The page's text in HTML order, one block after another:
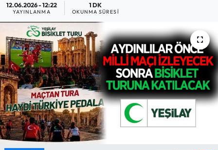
12.06.2026 - 12:22
YAYINLANMA
1 DK
OKUNMA SÜRESI
SİYASET
SPOR
TARIM
TURİZM
YAŞAM